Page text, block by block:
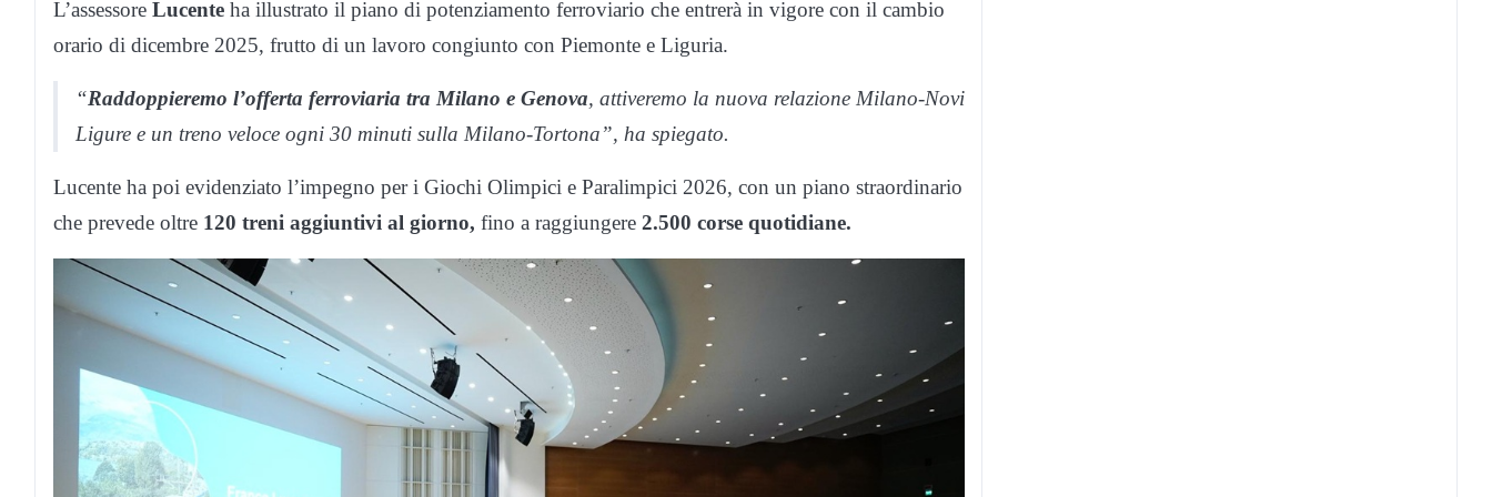
L’assessore Lucente ha illustrato il piano di potenziamento ferroviario che entrerà in vigore con il cambio
orario di dicembre 2025, frutto di un lavoro congiunto con Piemonte e Liguria.
“Raddoppieremo l’offerta ferroviaria tra Milano e Genova, attiveremo la nuova relazione Milano-Novi
Ligure e un treno veloce ogni 30 minuti sulla Milano-Tortona”, ha spiegato.
Lucente ha poi evidenziato l’impegno per i Giochi Olimpici e Paralimpici 2026, con un piano straordinario
che prevede oltre 120 treni aggiuntivi al giorno, fino a raggiungere 2.500 corse quotidiane.